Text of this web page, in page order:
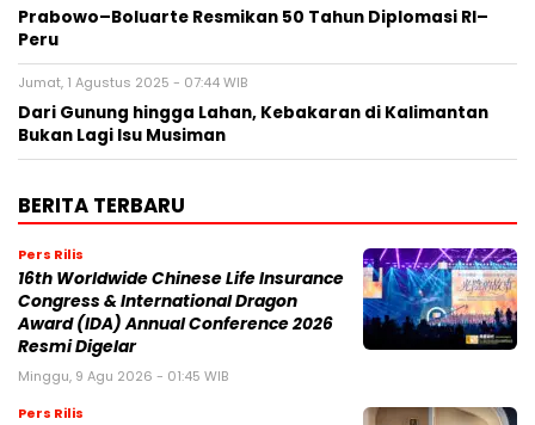
Prabowo–Boluarte Resmikan 50 Tahun Diplomasi RI–
Peru
Jumat, 1 Agustus 2025 - 07:44 WIB
Dari Gunung hingga Lahan, Kebakaran di Kalimantan
Bukan Lagi Isu Musiman
BERITA TERBARU
Pers Rilis
16th Worldwide Chinese Life Insurance
Congress & International Dragon
Award (IDA) Annual Conference 2026
Resmi Digelar
Minggu, 9 Agu 2026 - 01:45 WIB
Pers Rilis